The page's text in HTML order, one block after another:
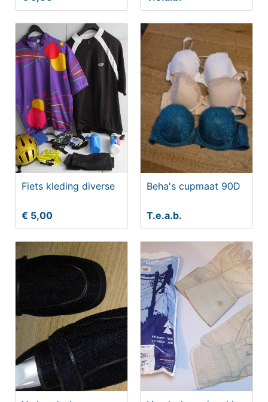
Fiets kleding diverse
€ 5,00
Beha's cupmaat 90D
T.e.a.b.